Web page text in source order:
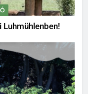
Luhmühlenben!